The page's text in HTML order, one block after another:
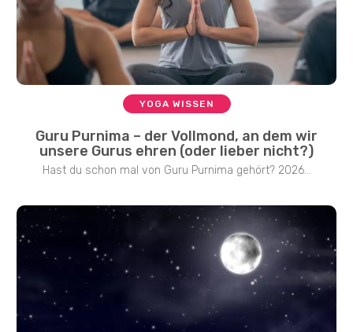
YOGA WISSEN
Guru Purnima – der Vollmond, an dem wir
unsere Gurus ehren (oder lieber nicht?)
Hast du schon mal von Guru Purnima gehört? 2026...